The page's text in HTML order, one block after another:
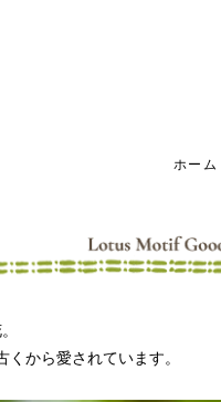
ホーム
から愛されています。